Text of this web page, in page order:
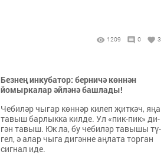
1209 0 3
Безнең инкубатор: берничә көннән
йомыркалар әйләнә башлады!
Че­би­ләр чы­гар көн­нәр ки­леп җит­кәч, яңа
та­выш бар­лык­ка кил­де. Ул «пик-пик» ди­
гән та­выш. Юк ла, бу че­би­ләр та­вы­шы тү­
гел, ә алар чы­га ди­гән­не аң­ла­та тор­ган
сиг­нал иде.